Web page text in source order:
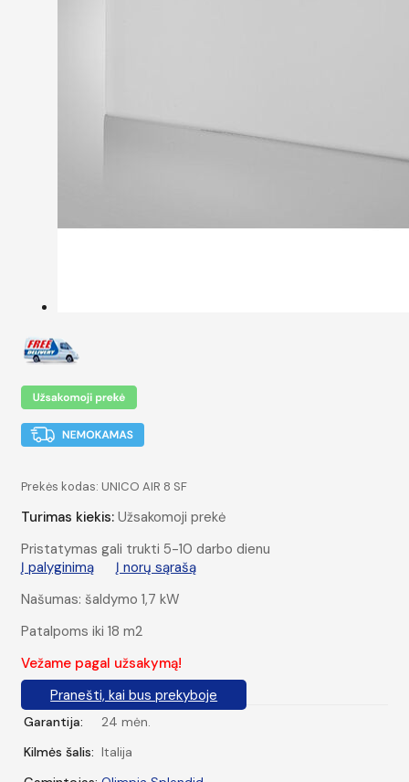
Prekės kodas: UNICO AIR 8 SF
Turimas kiekis: Užsakomoji prekė
Pristatymas gali trukti 5-10 darbo dienu
Į palyginimą
Į norų sąrašą
Našumas: šaldymo 1,7 kW
Patalpoms iki 18 m2
Vežame pagal užsakymą!
Pranešti, kai bus prekyboje
Garantija:
24 mėn.
Kilmės šalis: Italija